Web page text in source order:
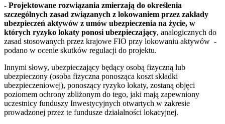
- Projektowane rozwiązania zmierzają do określenia
szczególnych zasad związanych z lokowaniem przez zakłady
ubezpieczeń aktywów z umów ubezpieczenia na życie, w
których ryzyko lokaty ponosi ubezpieczający, analogicznych do
zasad stosowanych przez krajowe FIO przy lokowaniu aktywów -
podano w ocenie skutków regulacji do projektu.
Innymi słowy, ubezpieczający będący osobą fizyczną lub
ubezpieczony (osoba fizyczna ponosząca koszt składki
ubezpieczeniowej), ponoszący ryzyko lokaty, zostaną objęci
poziomem ochrony zbliżonym do tego, jaki mają zapewniony
uczestnicy funduszy Inwestycyjnych otwartych w zakresie
prowadzonej przez te fundusze działalności lokacyjnej.